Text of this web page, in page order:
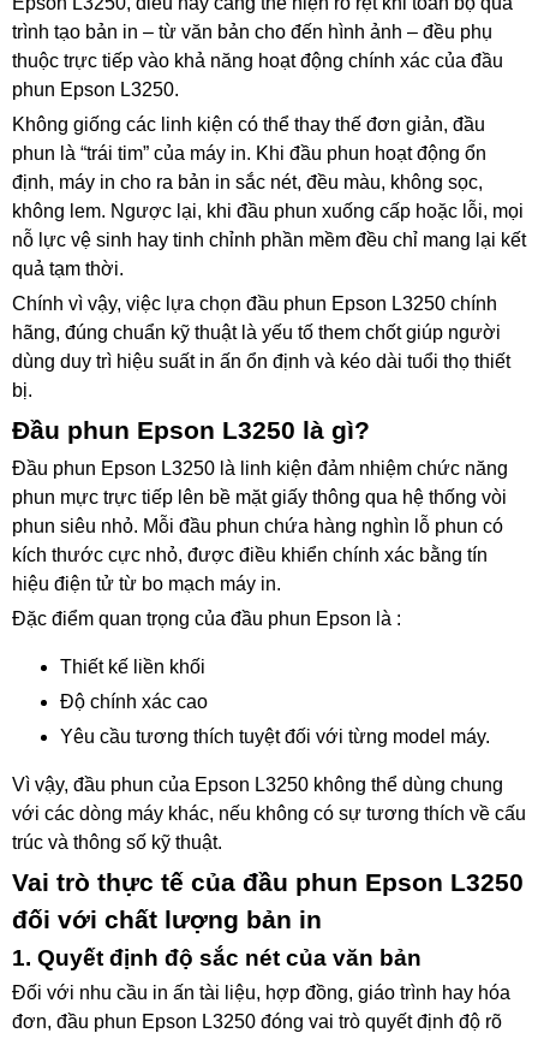
trình tạo bản in – từ văn bản cho đến hình ảnh – đều phụ
thuộc trực tiếp vào khả năng hoạt động chính xác của đầu
phun Epson L3250.
Không giống các linh kiện có thể thay thế đơn giản, đầu
phun là “trái tim” của máy in. Khi đầu phun hoạt động ổn
định, máy in cho ra bản in sắc nét, đều màu, không sọc,
không lem. Ngược lại, khi đầu phun xuống cấp hoặc lỗi, mọi
nỗ lực vệ sinh hay tinh chỉnh phần mềm đều chỉ mang lại kết
quả tạm thời.
Chính vì vậy, việc lựa chọn đầu phun Epson L3250 chính
hãng, đúng chuẩn kỹ thuật là yếu tố them chốt giúp người
dùng duy trì hiệu suất in ấn ổn định và kéo dài tuổi thọ thiết
bị.
Đầu phun Epson L3250 là gì?
Đầu phun Epson L3250 là linh kiện đảm nhiệm chức năng
phun mực trực tiếp lên bề mặt giấy thông qua hệ thống vòi
phun siêu nhỏ. Mỗi đầu phun chứa hàng nghìn lỗ phun có
kích thước cực nhỏ, được điều khiển chính xác bằng tín
hiệu điện tử từ bo mạch máy in.
Đặc điểm quan trọng của đầu phun Epson là :
Thiết kế liền khối
Độ chính xác cao
Yêu cầu tương thích tuyệt đối với từng model máy.
Vì vậy, đầu phun của Epson L3250 không thể dùng chung
với các dòng máy khác, nếu không có sự tương thích về cấu
trúc và thông số kỹ thuật.
Vai trò thực tế của đầu phun Epson L3250
đối với chất lượng bản in
1. Quyết định độ sắc nét của văn bản
Đối với nhu cầu in ấn tài liệu, hợp đồng, giáo trình hay hóa
đơn, đầu phun Epson L3250 đóng vai trò quyết định độ rõ